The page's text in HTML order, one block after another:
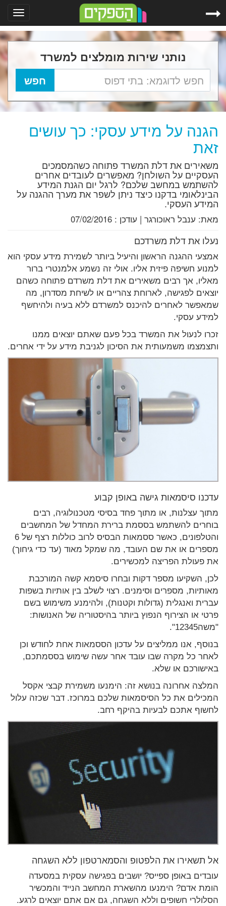
נותני שירות מומלצים למשרד
הגנה על מידע עסקי: כך עושים
זאת
משאירים את דלת המשרד פתוחה כשהמסמכים
העסקיים על השולחן? מאפשרים לעובדים אחרים
להשתמש במחשב שלכם? לרגל יום הגנת המידע
הבינלאומי בדקנו כיצד ניתן לשפר את מערך ההגנה על
המידע העסקי.
מאת: ענבל ראוכורגר | עודכן : 07/02/2016
נעלו את דלת משרדכם
אמצעי ההגנה הראשון והיעיל ביותר לשמירת מידע עסקי הוא
למנוע חשיפה פיזית אליו. אולי זה נשמע אלמנטרי ברור
מאליו, אך רבים משאירים את דלת משרדם פתוחה כשהם
יוצאים לפגישה, לארוחת צהריים או לשיחת מסדרון, מה
שמאפשר לאחרים להיכנס למשרדם ללא בעיה ולהיחשף
למידע עסקי.
זכרו לנעול את המשרד בכל פעם שאתם יוצאים ממנו
ותצמצמו משמעותית את הסיכון לגניבת מידע על ידי אחרים.
עדכנו סיסמאות גישה באופן קבוע
מתוך עצלנות, או מתוך פחד בסיסי מטכנולוגיה, רבים
בוחרים להשתמש בססמת ברירת המחדל של המחשבים
והטלפונים, כאשר ססמאות הבסיס לרוב כוללות רצף של 6
מספרים או את שם העובד, מה שמקל מאוד (עד כדי גיחוך)
את פעולת הפריצה למכשירים.
לכן, השקיעו מספר דקות ובחרו סיסמא קשה המורכבת
מאותיות, מספרים וסימנים. רצוי לשלב בין אותיות בשפות
עברית ואנגלית (גדולות וקטנות), ולהימנע משימוש בשם
פרטי או הצירוף הנפוץ ביותר בהיסטוריה של האנושות:
"משה12345".
בנוסף, אנו ממליצים על עדכון הססמאות אחת לחודש וכן
לאחר כל מקרה שבו עובד אחר עשה שימוש בססמתכם,
באישורכם או שלא.
המלצה אחרונה בנושא זה: הימנעו משמירת קבצי אקסל
המכילים את כל הסיסמאות שלכם במרוכז. דבר שכזה עלול
לחשוף אתכם לבעיות בהיקף רחב.
אל תשאירו את הלפטופ והסמארטפון ללא השגחה
עובדים באופן ספייס? יושבים בפגישה עסקית במסעדה
הומת אדם? הימנעו מהשארת המחשב הנייד והמכשיר
הסלולרי חשופים וללא השגחה, גם אם אתם יוצאים לרגע.